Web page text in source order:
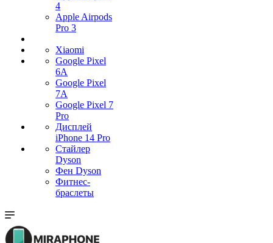
4
Apple Airpods
Pro 3
Xiaomi
Google Pixel
6A
Google Pixel
7А
Google Pixel 7
Pro
Дисплей
iPhone 14 Pro
Стайлер
Dyson
Фен Dyson
Фитнес-
браслеты